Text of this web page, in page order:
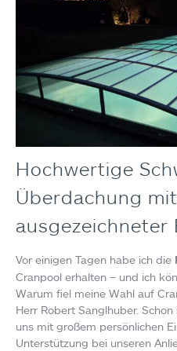
Hochwertige
Überdachung mit
ausgezeichneter
Vor einigen Tagen habe ich die
Cranpool erhalten – und ich
Warum fiel meine Wahl auf
Herr Robert Sanglhuber.
uns mit großem persönlichen
Unterstützung bei unseren